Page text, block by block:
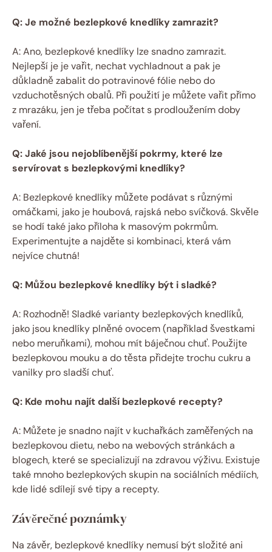
Q: Je možné bezlepkové knedlíky zamrazit?
A: Ano, bezlepkové knedlíky lze ⁤snadno zamrazit.
Nejlepší je je vařit, nechat vychladnout a pak je
důkladně​ zabalit do potravinové fólie nebo do
vzduchotěsných obalů. Při použití je můžete vařit přímo
z mrazáku,⁢ jen je třeba počítat s prodloužením doby
vaření.
Q: Jaké ⁤jsou nejoblíbenější ‌pokrmy,‍ které lze​
servírovat s bezlepkovými knedlíky?
A: Bezlepkové knedlíky můžete podávat s‍ různými
omáčkami, jako je houbová, rajská nebo ​svíčková. Skvěle
se hodí také jako ⁢příloha⁢ k masovým pokrmům.
Experimentujte a najděte si kombinaci, která vám
nejvíce ‍chutná!
Q: Můžou bezlepkové knedlíky být i sladké?
A: Rozhodně! Sladké ​varianty bezlepkových ​knedlíků,
jako⁤ jsou knedlíky plněné⁢ ovocem (například švestkami
nebo meruňkami),‌ mohou mít báječnou chuť. ⁢Použijte
bezlepkovou mouku a do těsta přidejte trochu cukru​ a‌
vanilky pro sladší chuť.
Q: Kde mohu najít další bezlepkové recepty?
A: Můžete⁤ je⁣ snadno najít v kuchařkách⁢ zaměřených na
bezlepkovou dietu, nebo na webových stránkách a
blogech, které se ‍specializují ⁢na ⁢zdravou výživu. Existuje
také mnoho ‍bezlepkových⁢ skupin na sociálních médiích,
kde⁤ lidé sdílejí své tipy a recepty.
Závěrečné⁢ poznámky
Na závěr,‌ bezlepkové knedlíky nemusí být složité ani